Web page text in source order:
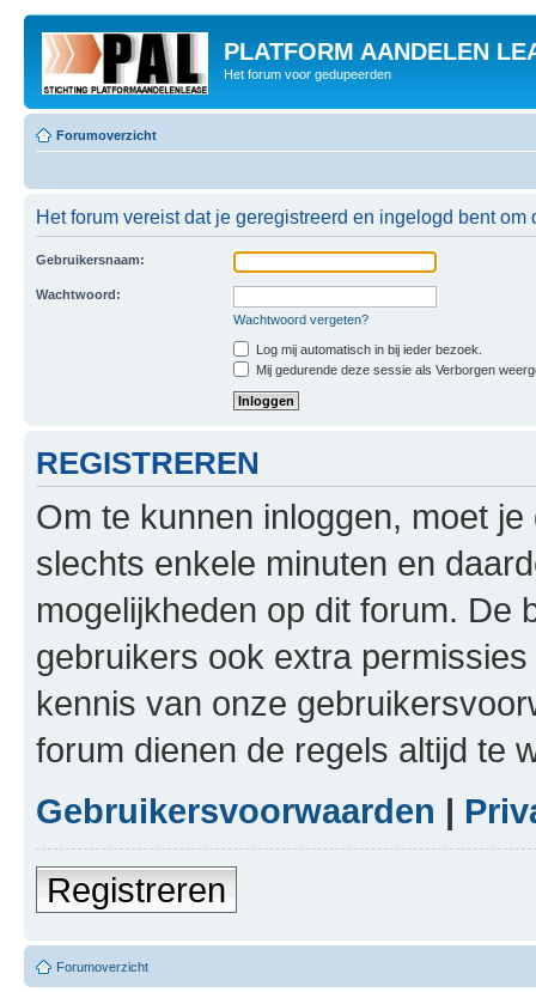
PLATFORM AANDELEN
Het forum voor gedupeerden
Forumoverzicht
Het forum vereist dat je geregistreerd en ingelogd bent
Gebruikersnaam:
Wachtwoord:
Wachtwoord vergeten?
Log mij automatisch in bij ieder bezoek.
Mij gedurende deze sessie als Verborgen
REGISTREREN
Om te kunnen inloggen, moet
slechts enkele minuten en
mogelijkheden op dit forum. De
gebruikers ook extra
kennis van onze
forum dienen de regels altijd te
Gebruikersvoorwaarden |
Registreren
Forumoverzicht